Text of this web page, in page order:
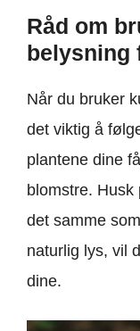
Råd om
belysning
Når du bruker
det viktig å
plantene dine
blomstre.
det samme
naturlig lys, vil
dine.